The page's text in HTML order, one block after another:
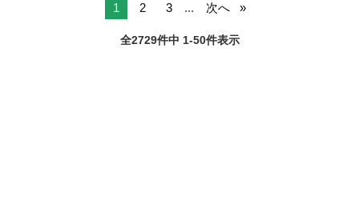
1 2 3 ... 次へ
全2729件中 1-50件表示